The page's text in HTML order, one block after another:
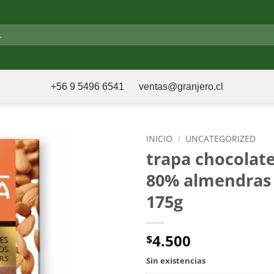
+56 9 5496 6541 ventas@granjero.cl
INICIO / UNCATEGORIZED
trapa
80%
175g
$4.500
Sin existencias